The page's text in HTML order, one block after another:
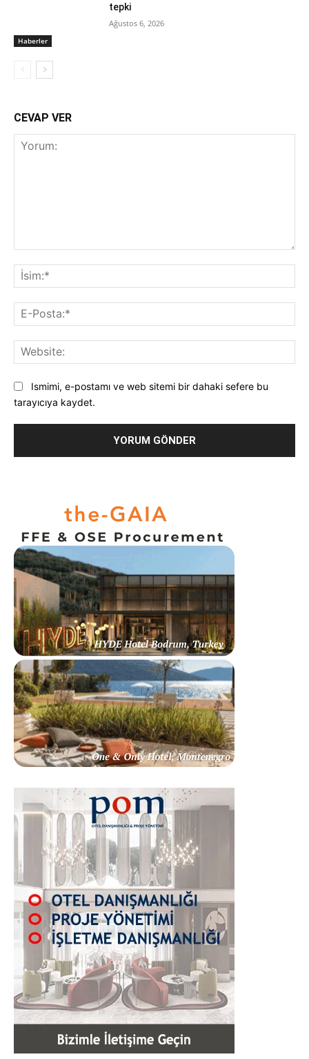
Haberler
tepki
Ağustos 6, 2026
CEVAP VER
Ismimi, e-postamı ve web sitemi bir dahaki sefere bu
tarayıcıya kaydet.